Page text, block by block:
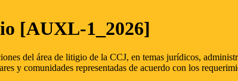
[AUXL-1_2026]
del área de litigio de la CCJ, en temas jurídicos,
y comunidades representadas de acuerdo con los